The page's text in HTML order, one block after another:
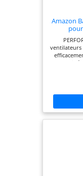
Amazon
Portables
ventilateurs
sous
optimal
bouton de
que les